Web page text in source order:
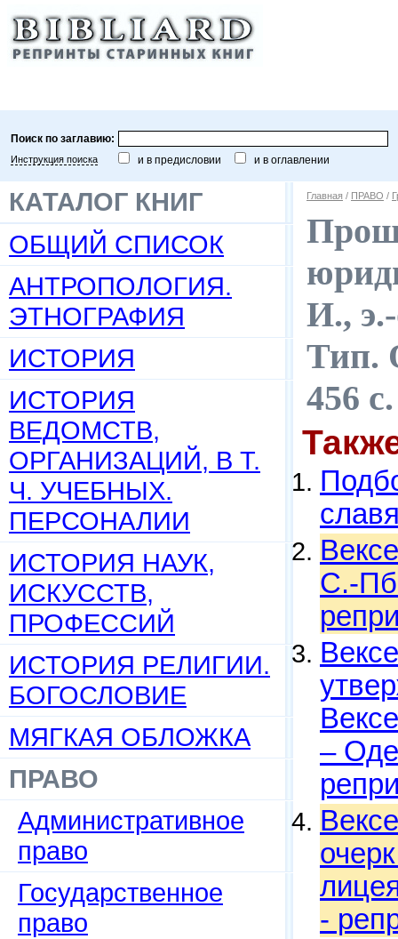
Поиск по заглавию:
Инструкция поиска и в предисловии и в оглавлении
КАТАЛОГ КНИГ
ОБЩИЙ СПИСОК
АНТРОПОЛОГИЯ.
ЭТНОГРАФИЯ
ИСТОРИЯ
ИСТОРИЯ
ВЕДОМСТВ,
ОРГАНИЗАЦИЙ, В Т.
Ч. УЧЕБНЫХ.
ПЕРСОНАЛИИ
ИСТОРИЯ НАУК,
ИСКУССТВ,
ПРОФЕССИЙ
ИСТОРИЯ РЕЛИГИИ.
БОГОСЛОВИЕ
МЯГКАЯ ОБЛОЖКА
ПРАВО
Административное
право
Государственное
право
Главная / ПРАВО /
И.,
Тип.
456
С.-
–
-